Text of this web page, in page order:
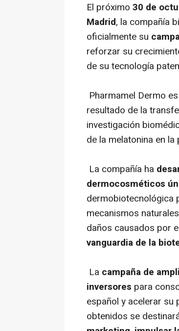
El próximo 30 de
Madrid, la compañía
oficialmente su
reforzar su
de su tecnología
Pharmamel Dermo
resultado de la
investigación
de la melatonina en la
La compañía ha
dermocosméticos
dermobiotecnológica
mecanismos
daños causados por
vanguardia de la
La campaña de
inversores para
español y acelerar su
obtenidos se